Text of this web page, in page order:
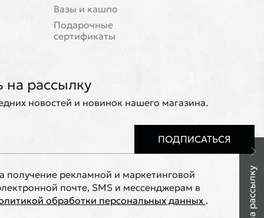
Вазы и кашпо
Подарочные
сертификаты
рассылку
новостей и новинок нашего магазина.
ПОДПИСАТЬСЯ
получение рекламной и маркетинговой
почте, SMS и мессенджерам в
обработки персональных данных .